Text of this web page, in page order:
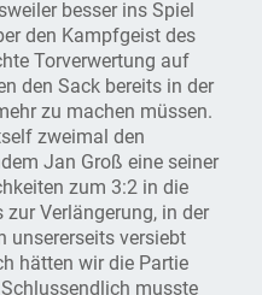
besser ins Spiel
den Kampfgeist des
Torverwertung auf
den Sack bereits in der
zu machen müssen.
zweimal den
Jan Groß eine seiner
zum 3:2 in die
Verlängerung, in der
unsererseits versiebt
hätten wir die Partie
musste